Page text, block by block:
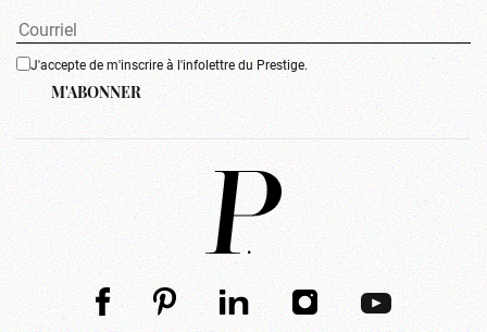
J'accepte de m'inscrire à l'infolettre du Prestige.
M'ABONNER